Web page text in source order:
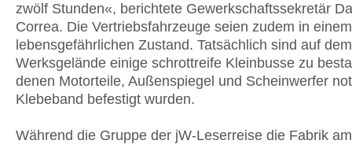
zwölf Stunden«, berichtete Gewerkschaftssekretär
Correa. Die Vertriebsfahrzeuge seien zudem in einem
lebensgefährlichen Zustand. Tatsächlich sind auf dem
Werksgelände einige schrottreife Kleinbusse zu
denen Motorteile, Außenspiegel und Scheinwerfer
Klebeband befestigt wurden.
Während die Gruppe der jW-Leserreise die Fabrik